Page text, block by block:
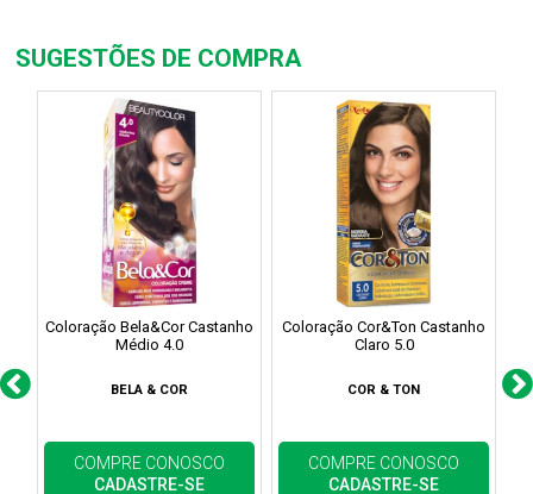
SUGESTÕES DE COMPRA
Coloração Bela&Cor Castanho
Médio 4.0
BELA & COR
COMPRE CONOSCO
CADASTRE-SE
Coloração Cor&Ton Castanho
Claro 5.0
COR & TON
COMPRE CONOSCO
CADASTRE-SE